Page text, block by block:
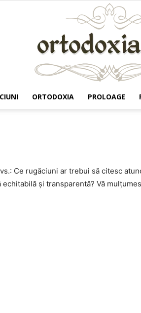
ORTODOXIA PROLOAGE
Ce rugăciuni ar trebui să citesc
şi transparentă? Vă